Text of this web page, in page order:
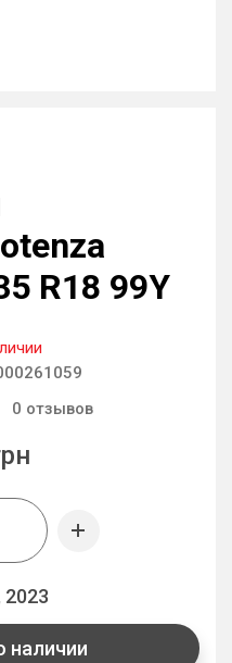
R18 99Y
0 отзывов
2023
наличии